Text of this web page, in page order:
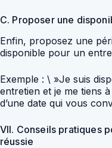
C. Proposer une
Enfin, proposez une
disponible pour un
Exemple : \ »Je suis
entretien et je me tiens
d’une date qui vous
VII. Conseils pratiques
réussie